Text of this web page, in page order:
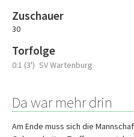
Zuschauer
30
Torfolge
0:1 (3') SV Wartenburg
Da war mehr drin
Am Ende muss sich die